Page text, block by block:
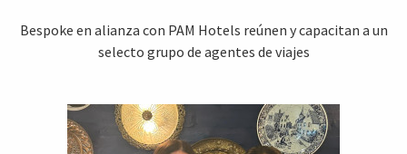
Bespoke en alianza con PAM Hotels reúnen y capacitan a un
selecto grupo de agentes de viajes